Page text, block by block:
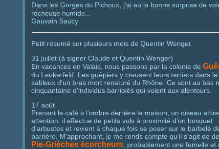
Dans les Gorges du Pichoux, j'ai eu la bonne surprise de
rocheuse humide...
Gauvain Saucy
Petit résumé sur plusieurs mois de Quentin Wenger.
31 juillet (à signer Claude et Quentin Wenger)
En vacances en Valais, nous passons par la colonie de
du Leukerfeld. Les guêpiers y creusent leurs terriers dans
sableux d'un bras mort renaturé du Rhône. Ce sont au bas
cinquantaine d'individus barriolés qui volent aux alentours.
17 août
Prenant le café à l'ombre derrière la maison, un oiseau
attention: il effectue de petits vols à proximité d'un bosquet
d'arbustes et revient à chaque fois se poser sur le barbelé
barrière. M'approchant, je me rends compte qu'il s'agit de
Pie-Grièches écorcheurs, probablement une femelle et